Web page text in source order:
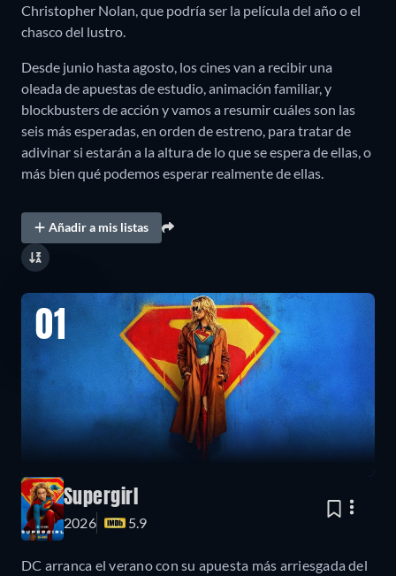
Christopher Nolan, que podría ser la película del año o el
chasco del lustro.
Desde junio hasta agosto, los cines van a recibir una
oleada de apuestas de estudio, animación familiar, y
blockbusters de acción y vamos a resumir cuáles son las
seis más esperadas, en orden de estreno, para tratar de
adivinar si estarán a la altura de lo que se espera de ellas, o
más bien qué podemos esperar realmente de ellas.
Añadir a mis listas
01
Supergirl
2026 5.9
DC arranca el verano con su apuesta más arriesgada del